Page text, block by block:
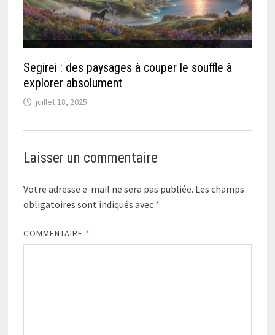
Segirei : des paysages à couper le souffle à
explorer absolument
juillet 18, 2025
Laisser un commentaire
Votre adresse e-mail ne sera pas publiée. Les champs
obligatoires sont indiqués avec *
COMMENTAIRE *